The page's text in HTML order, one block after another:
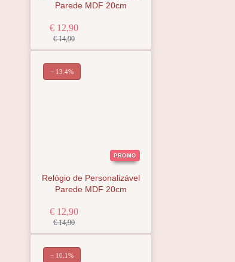
Parede MDF 20cm
€ 12,90
€ 14,90
PROMO
Relógio de Personalizável
Parede MDF 20cm
€ 12,90
€ 14,90
− 13.4%
− 10.1%